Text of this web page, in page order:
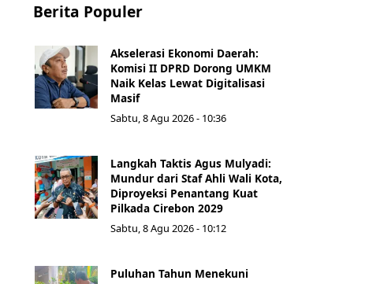
Berita Populer
Akselerasi Ekonomi Daerah:
Komisi II DPRD Dorong UMKM
Naik Kelas Lewat Digitalisasi
Masif
Sabtu, 8 Agu 2026 - 10:36
Langkah Taktis Agus Mulyadi:
Mundur dari Staf Ahli Wali Kota,
Diproyeksi Penantang Kuat
Pilkada Cirebon 2029
Sabtu, 8 Agu 2026 - 10:12
Puluhan Tahun Menekuni